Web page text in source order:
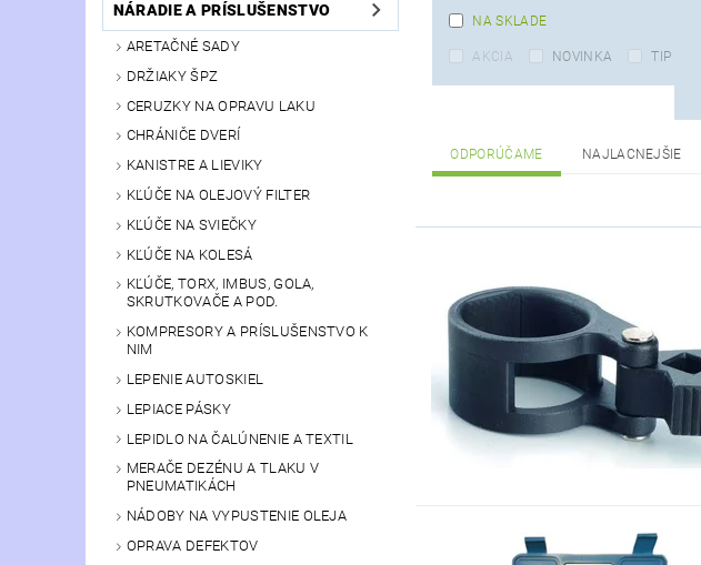
NÁRADIE A PRÍSLUŠENSTVO
ARETAČNÉ SADY
DRŽIAKY ŠPZ
CERUZKY NA OPRAVU LAKU
CHRÁNIČE DVERÍ
KANISTRE A LIEVIKY
KĽÚČE NA OLEJOVÝ FILTER
KĽÚČE NA SVIEČKY
KĽÚČE NA KOLESÁ
KĽÚČE, TORX, IMBUS, GOLA,
SKRUTKOVAČE A POD.
KOMPRESORY A PRÍSLUŠENSTVO K
NIM
LEPENIE AUTOSKIEL
LEPIACE PÁSKY
LEPIDLO NA ČALÚNENIE A TEXTIL
MERAČE DEZÉNU A TLAKU V
PNEUMATIKÁCH
NÁDOBY NA VYPUSTENIE OLEJA
OPRAVA DEFEKTOV
NA SKLADE
AKCIA NOVINKA TIP
ODPORÚČAME NAJLACNEJŠIE